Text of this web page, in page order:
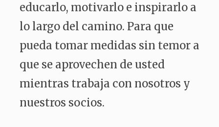
educarlo, motivarlo e inspirarlo a
lo largo del camino. Para que
pueda tomar medidas sin temor a
que se aprovechen de usted
mientras trabaja con nosotros y
nuestros socios.